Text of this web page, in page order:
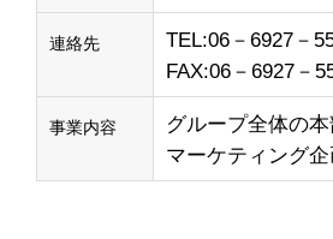
連絡先
TEL:06－6927－
FAX:06－6927－
事業内容
グループ全体の
マーケティング